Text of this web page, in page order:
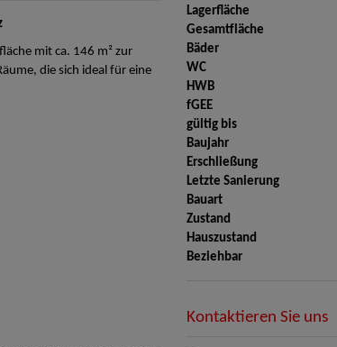
mit ca. 146 m² zur
die sich ideal für eine
Lagerfläche
Gesamtfläche
Bäder
WC
HWB
fGEE
gültig bis
Baujahr
Erschließung
Letzte Sanierung
Bauart
Zustand
Hauszustand
Beziehbar
Kontaktieren Sie uns